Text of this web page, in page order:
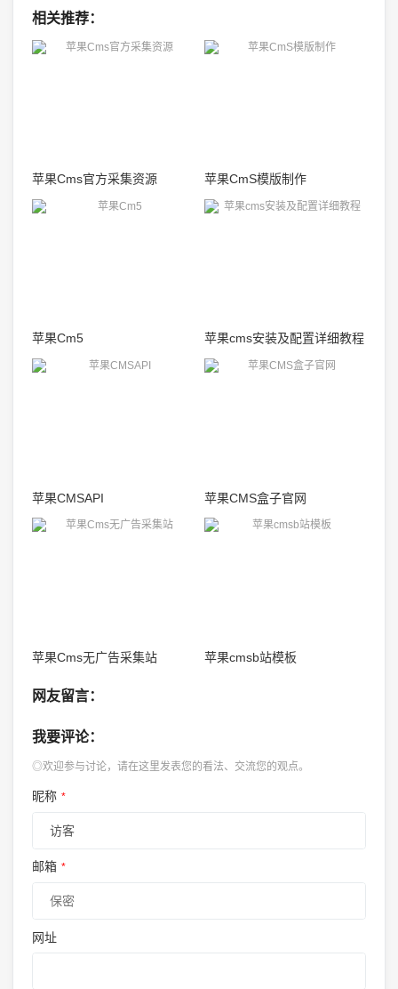
相关推荐：
苹果Cms官方采集资源 苹果CmS模版制作
苹果Cm5 苹果cms安装及配置详细教程
苹果CMSAPI 苹果CMS盒子官网
苹果Cms无广告采集站 苹果cmsb站模板
网友留言：
我要评论：
◎欢迎参与讨论，请在这里发表您的看法、交流您的观点。
昵称 *
邮箱 *
网址